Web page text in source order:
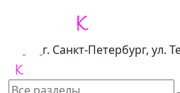
г. Санкт-Петербург, ул.